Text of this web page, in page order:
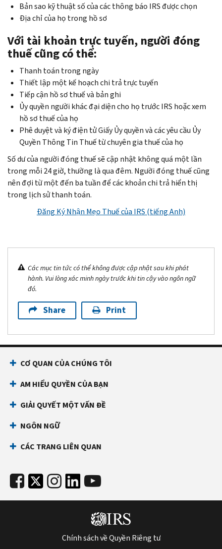
Bản sao kỹ thuật số của các thông báo IRS được chọn
Địa chỉ của họ trong hồ sơ
Với tài khoản trực tuyến, người đóng
thuế cũng có thể:
Thanh toán trong ngày
Thiết lập một kế hoạch chi trả trực tuyến
Tiếp cận hồ sơ thuế và bản ghi
Ủy quyền người khác đại diện cho họ trước IRS hoặc xem
hồ sơ thuế của họ
Phê duyệt và ký điện tử Giấy Ủy quyền và các yêu cầu Ủy
Quyền Thông Tin Thuế từ chuyên gia thuế của họ
Số dư của người đóng thuế sẽ cập nhật không quá một lần
trong mỗi 24 giờ, thường là qua đêm. Người đóng thuế cũng
nên đợi từ một đến ba tuần để các khoản chi trả hiển thị
trong lịch sử thanh toán.
Đăng Ký Nhận Mẹo Thuế của IRS (tiếng Anh)
Các mục tin tức có thể không được cập nhật sau khi phát
hành. Vui lòng xác minh ngày trước khi tin cậy vào ngôn ngữ
đó.
Share Print
CƠ QUAN CỦA CHÚNG TÔI
AM HIỂU QUYỀN CỦA BẠN
GIẢI QUYẾT MỘT VẤN ĐỀ
NGÔN NGỮ
CÁC TRANG LIÊN QUAN
Chính sách về Quyền Riêng tư